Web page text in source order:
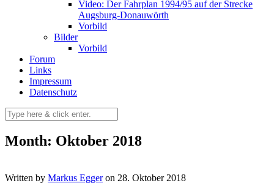
Video: Der Fahrplan 1994/95 auf der Strecke
Augsburg-Donauwörth
Vorbild
Bilder
Vorbild
Forum
Links
Impressum
Datenschutz
Month: Oktober 2018
Written by Markus Eggeron 28. Oktober 2018